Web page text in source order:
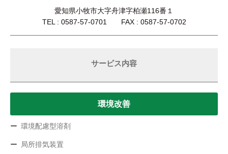
愛知県小牧市大字舟津字柏瀬116番１
TEL : 0587-57-0701 FAX : 0587-57-0702
サービス内容
環境改善
環境配慮型溶剤
局所排気装置